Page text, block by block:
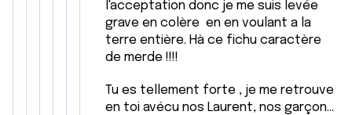
l'acceptation donc je me suis levée
grave en colère en en voulant a la
terre entière. Hà ce fichu caractère
de merde !!!!
Tu es tellement forte , je me retrouve
en toi avécu nos Laurent, nos garçon...